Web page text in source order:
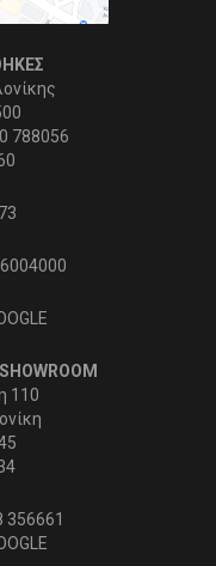
788056
110
356661